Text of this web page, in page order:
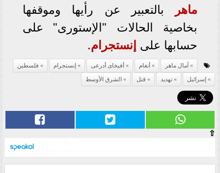
ماهر
بالتعبير عن رأيها وموقفها
بخاصية الحالات "الإستورى" على
حسابها على إنستجرام.
آمال ماهر أنغام أفيخاى أدرعى إنستجرام
فلسطين
إسرائيل
تهديد قتل الشرق الأوسط
⇧